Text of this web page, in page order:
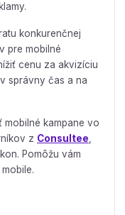
konkurenčnej
pre mobilné
cenu za akvizíciu
správny čas a na
mobilné kampane vo
z Consultee
Pomôžu vám